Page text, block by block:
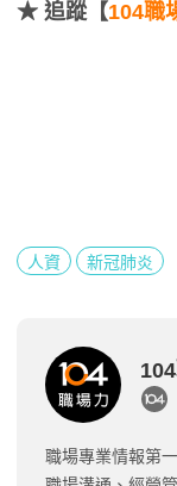
★ 追蹤【104職
人資 新冠肺炎
職場專業情報第